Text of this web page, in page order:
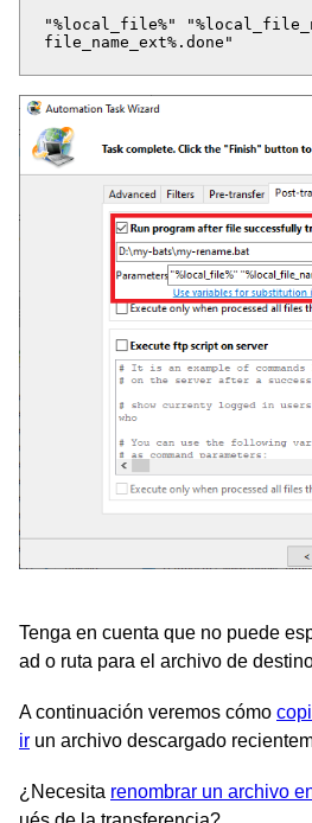
"%local_file%"
file_name_ext%.done"
Tenga en cuenta que no puede
ad o ruta para el archivo de
A continuación veremos cómo
ir un archivo descargado
¿Necesita renombrar un archivo